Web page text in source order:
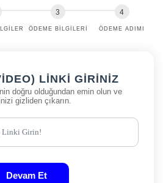
ÖDEME BILGILERI ÖDEME ADIMI
LINKI GIRINIZ
doğru olduğundan emin olun ve
gizliden çıkarın.
Devam Et